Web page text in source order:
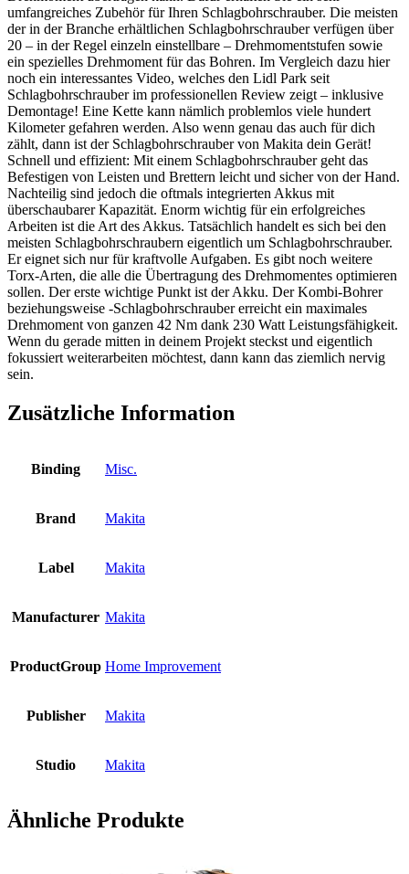
umfangreiches Zubehör für Ihren Schlagbohrschrauber. Die meisten
der in der Branche erhältlichen Schlagbohrschrauber verfügen über
20 – in der Regel einzeln einstellbare – Drehmomentstufen sowie
ein spezielles Drehmoment für das Bohren. Im Vergleich dazu hier
noch ein interessantes Video, welches den Lidl Park seit
Schlagbohrschrauber im professionellen Review zeigt – inklusive
Demontage! Eine Kette kann nämlich problemlos viele hundert
Kilometer gefahren werden. Also wenn genau das auch für dich
zählt, dann ist der Schlagbohrschrauber von Makita dein Gerät!
Schnell und effizient: Mit einem Schlagbohrschrauber geht das
Befestigen von Leisten und Brettern leicht und sicher von der Hand.
Nachteilig sind jedoch die oftmals integrierten Akkus mit
überschaubarer Kapazität. Enorm wichtig für ein erfolgreiches
Arbeiten ist die Art des Akkus. Tatsächlich handelt es sich bei den
meisten Schlagbohrschraubern eigentlich um Schlagbohrschrauber.
Er eignet sich nur für kraftvolle Aufgaben. Es gibt noch weitere
Torx-Arten, die alle die Übertragung des Drehmomentes optimieren
sollen. Der erste wichtige Punkt ist der Akku. Der Kombi-Bohrer
beziehungsweise -Schlagbohrschrauber erreicht ein maximales
Drehmoment von ganzen 42 Nm dank 230 Watt Leistungsfähigkeit.
Wenn du gerade mitten in deinem Projekt steckst und eigentlich
fokussiert weiterarbeiten möchtest, dann kann das ziemlich nervig
sein.
Zusätzliche Information
Binding Misc.
Brand Makita
Label Makita
Manufacturer Makita
ProductGroup Home Improvement
Publisher Makita
Studio Makita
Ähnliche Produkte